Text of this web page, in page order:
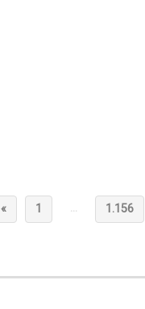
« 1 … 1.156